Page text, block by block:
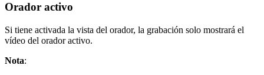
Orador activo
Si tiene activada la vista del orador, la grabación solo mostrará el
vídeo del orador activo.
Nota: